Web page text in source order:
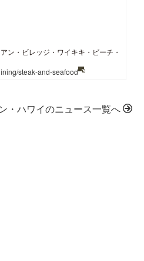
ン・ビレッジ・ワイキキ・ビーチ・
steak-and-seafood
・ハワイのニュース一覧へ